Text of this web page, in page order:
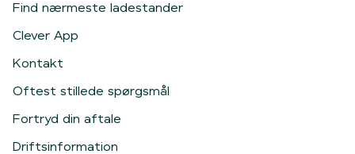
Find nærmeste ladestander
Clever App
Kontakt
Oftest stillede spørgsmål
Fortryd din aftale
Driftsinformation